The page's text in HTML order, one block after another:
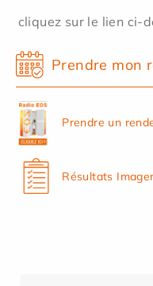
cliquez sur le lien ci-
Prendre mon
Prendre un
Résultats